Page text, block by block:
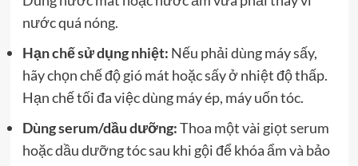
nước quá nóng.
Hạn chế sử dụng nhiệt: Nếu phải dùng máy sấy,
hãy chọn chế độ gió mát hoặc sấy ở nhiệt độ thấp.
Hạn chế tối đa việc dùng máy ép, máy uốn tóc.
Dùng serum/dầu dưỡng:Thoa một vài giọt serum
hoặc dầu dưỡng tóc sau khi gội để khóa ẩm và bảo